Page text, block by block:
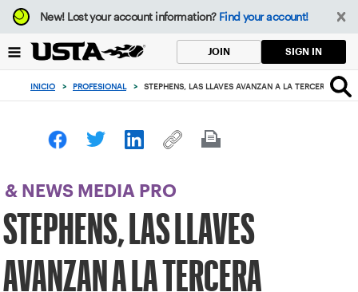
Enfoque
desde
botón
volver
principio
New!Lost your account information? Find your account!
JOIN SIGN IN
INICIO > PROFESIONAL > STEPHENS, LAS LLAVES AVANZAN A LA TERCERA
& NEWS MEDIA PRO
STEPHENS, LAS LLAVES
AVANZAN A LA TERCERA